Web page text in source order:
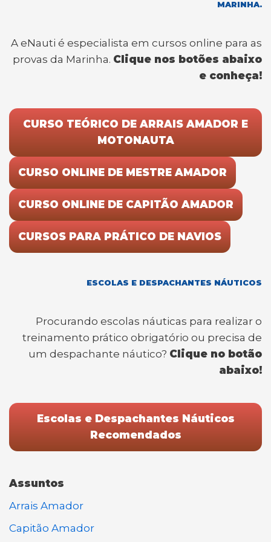
MARINHA.
A eNauti é especialista em cursos online para as
provas da Marinha. Clique nos botões abaixo
e conheça!
CURSO TEÓRICO DE ARRAIS AMADOR E
MOTONAUTA
CURSO ONLINE DE MESTRE AMADOR
CURSO ONLINE DE CAPITÃO AMADOR
CURSOS PARA PRÁTICO DE NAVIOS
ESCOLAS E DESPACHANTES NÁUTICOS
Procurando escolas náuticas para realizar o
treinamento prático obrigatório ou precisa de
um despachante náutico? Clique no botão
abaixo!
Escolas e Despachantes Náuticos
Recomendados
Assuntos
Arrais Amador
Capitão Amador